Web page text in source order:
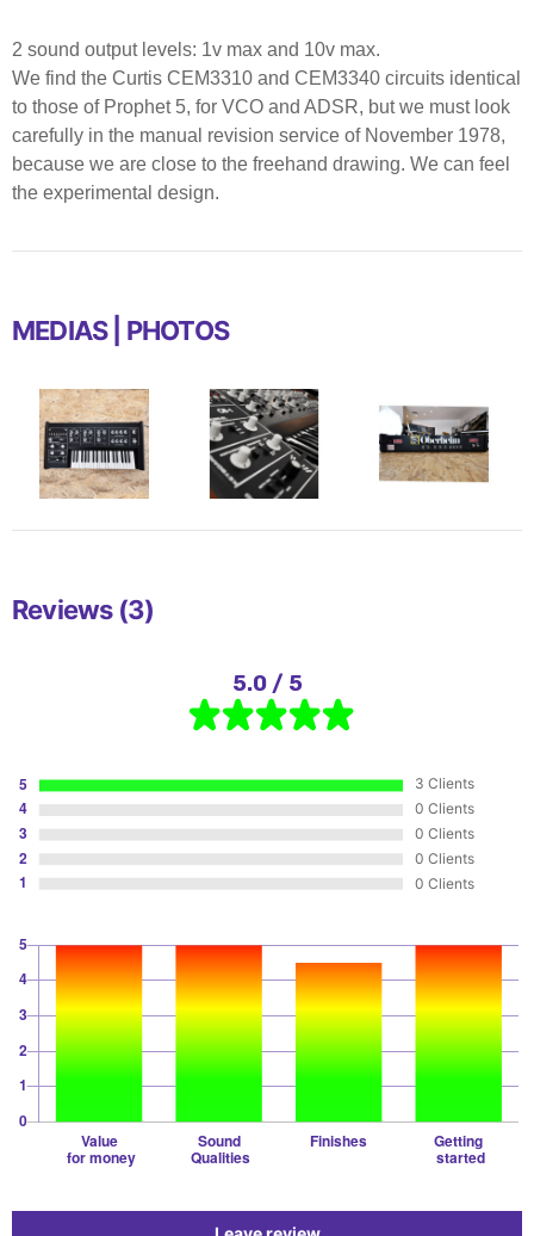
2 sound output levels: 1v max and 10v max.
We find the Curtis CEM3310 and CEM3340 circuits identical
to those of Prophet 5, for VCO and ADSR, but we must look
carefully in the manual revision service of November 1978,
because we are close to the freehand drawing. We can feel
the experimental design.
MEDIAS | PHOTOS
Reviews (3)
5.0 / 5
3 Clients
0 Clients
0 Clients
0 Clients
0 Clients